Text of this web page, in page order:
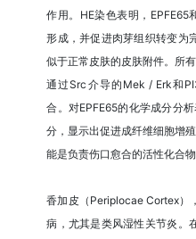
作用。HE染色表明，EPFE65
形成，并促进肉芽组织转变为
似于正常皮肤的皮肤附件。所
通过Src介导的Mek / Erk和
合。对EPFE65的化学成分分
分，显示出促进成纤维细胞增
能是负责伤口愈合的活性化合物
香加皮（Periplocae Cortex）
病，尤其是类风湿性关节炎。